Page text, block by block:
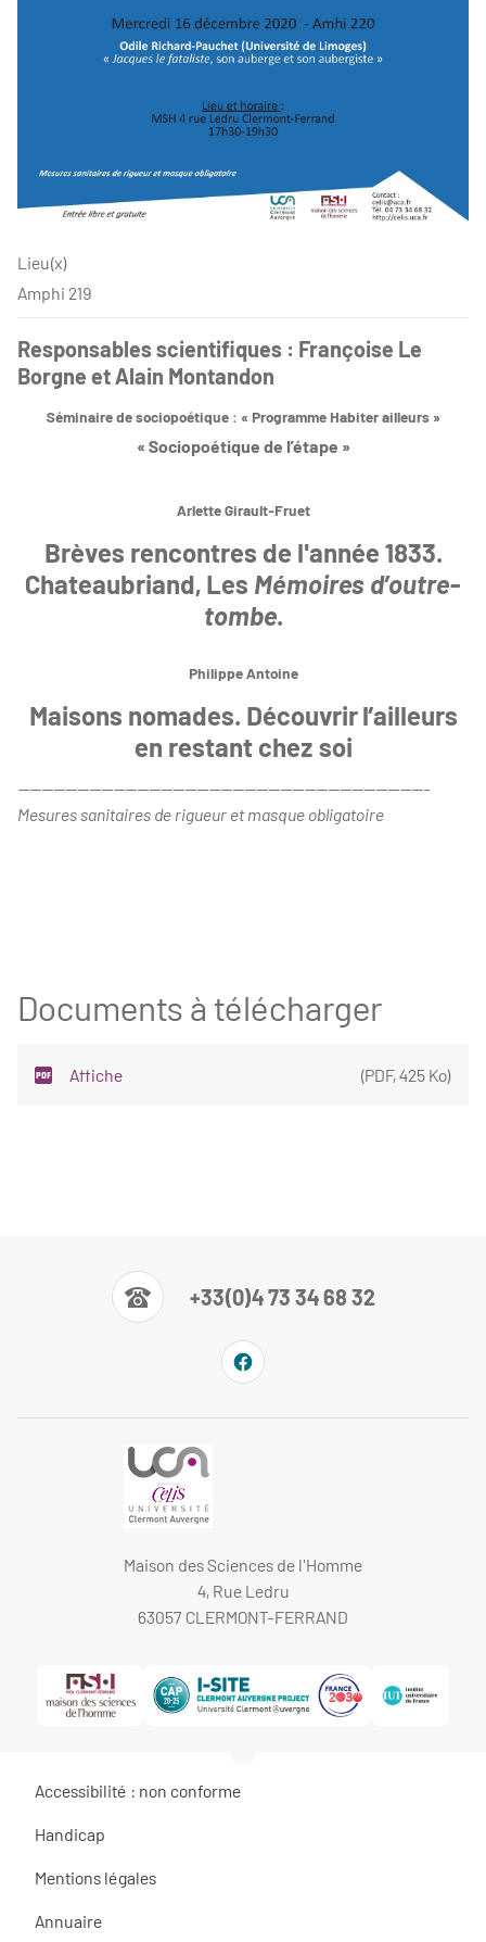
Lieu(x)
Amphi 219
Responsables scientifiques : Françoise Le
Borgne et Alain Montandon
Séminaire de sociopoétique : « Programme Habiter ailleurs »
« Sociopoétique de l’étape »
Arlette Girault-Fruet
Brèves rencontres de l'année 1833.
Chateaubriand, Les Mémoires d’outre-
tombe.
Philippe Antoine
Maisons nomades. Découvrir l’ailleurs
en restant chez soi
---------------------------------------------------------------------
Mesures sanitaires de rigueur et masque obligatoire
Documents à télécharger
Affiche (PDF,425 Ko)
+33(0)4 73 34 68 32
Maison des Sciences de l'Homme
4, Rue Ledru
63057 CLERMONT-FERRAND
Accessibilité : non conforme
Handicap
Mentions légales
Annuaire